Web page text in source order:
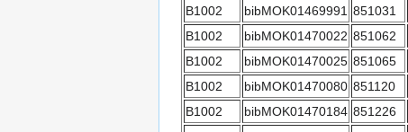
B1002
bibMOK01469991 851031
B1002
bibMOK01470022 851062
B1002
bibMOK01470025 851065
B1002
bibMOK01470080 851120
B1002
bibMOK01470184 851226